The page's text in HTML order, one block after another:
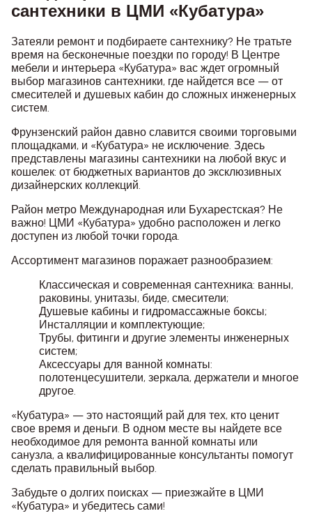
сантехники в ЦМИ «Кубатура»
Затеяли ремонт и подбираете сантехнику? Не тратьте
время на бесконечные поездки по городу! В Центре
мебели и интерьера «Кубатура» вас ждет огромный
выбор магазинов сантехники, где найдется все — от
смесителей и душевых кабин до сложных инженерных
систем.
Фрунзенский район давно славится своими торговыми
площадками, и «Кубатура» не исключение. Здесь
представлены магазины сантехники на любой вкус и
кошелек: от бюджетных вариантов до эксклюзивных
дизайнерских коллекций.
Район метро Международная или Бухарестская? Не
важно! ЦМИ «Кубатура» удобно расположен и легко
доступен из любой точки города.
Ассортимент магазинов поражает разнообразием:
Классическая и современная сантехника: ванны,
раковины, унитазы, биде, смесители;
Душевые кабины и гидромассажные боксы;
Инсталляции и комплектующие;
Трубы, фитинги и другие элементы инженерных
систем;
Аксессуары для ванной комнаты:
полотенцесушители, зеркала, держатели и многое
другое.
«Кубатура» — это настоящий рай для тех, кто ценит
свое время и деньги. В одном месте вы найдете все
необходимое для ремонта ванной комнаты или
санузла, а квалифицированные консультанты помогут
сделать правильный выбор.
Забудьте о долгих поисках — приезжайте в ЦМИ
«Кубатура» и убедитесь сами!